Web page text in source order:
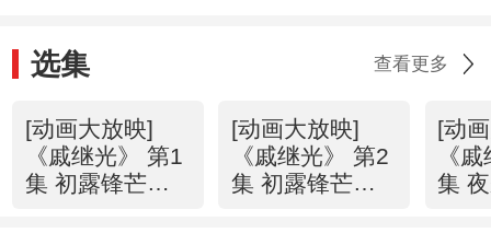
选集 查看更多
[动画大放映]
《戚继光》 第1
集 初露锋芒
[动画大放映]
《戚继光》 第2
集 初露锋芒
[动
《
集